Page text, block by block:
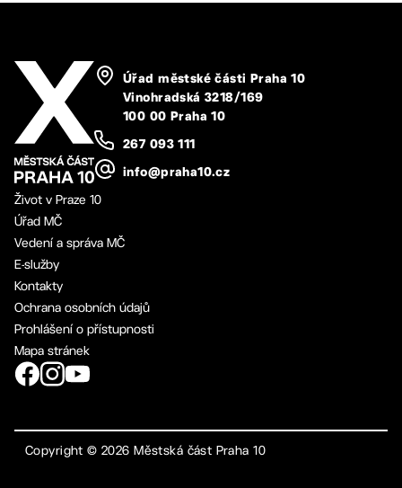
Úřad městské části Praha 10
Vinohradská 3218/169
100 00 Praha 10
267 093 111
info@praha10.cz
Život v Praze 10
Úřad MČ
Vedení a správa MČ
E-služby
Kontakty
Ochrana osobních údajů
Prohlášení o přístupnosti
Mapa stránek
Copyright ©2026 Městská část Praha 10